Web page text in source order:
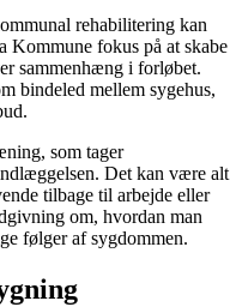
rehabilitering kan
Kommune fokus på at skabe
sammenhæng i forløbet.
bindeled mellem sygehus,
som tager
Det kan være alt
tilbage til arbejde eller
om, hvordan man
følger af sygdommen.